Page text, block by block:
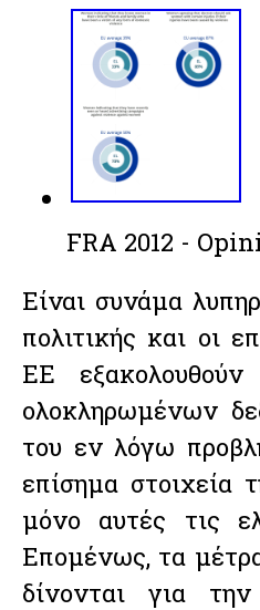
FRA 2012 -
Είναι συνάμα
πολιτικής και οι
ΕΕ
ολοκληρωμένων
του εν λόγω
επίσημα στοιχεία
μόνο αυτές τις
Επομένως, τα
δίνονται για